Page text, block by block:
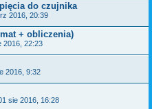
do czujnika
2016, 20:39
+ obliczenia)
2016, 22:23
2016, 9:32
sie 2016, 16:28